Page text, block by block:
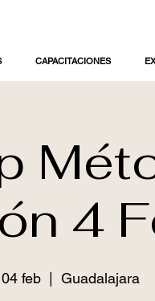
CAPACITACIONES
4
feb
  |
Guadalajara